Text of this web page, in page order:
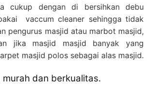
cukup dengan di bersihkan debu
vaccum cleaner sehingga tidak
pengurus masjid atau marbot masjid,
jika masjid masjid banyak yang
masjid polos sebagai alas masjid.
murah dan berkualitas.